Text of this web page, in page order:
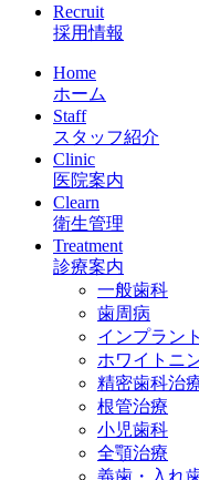
Recruit
採用情報
Home
ホーム
Staff
スタッフ紹介
Clinic
医院案内
Clearn
衛生管理
Treatment
診療案内
一般歯科
歯周病
インプラント
ホワイトニ
精密歯科治
根管治療
小児歯科
全顎治療
義歯・入れ